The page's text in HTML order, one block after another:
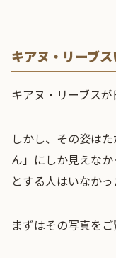
キアヌ・リーブス
キアヌ・リーブス
しかし、その姿は
ん」にしか見えな
とする人はいなか
まずはその写真をご